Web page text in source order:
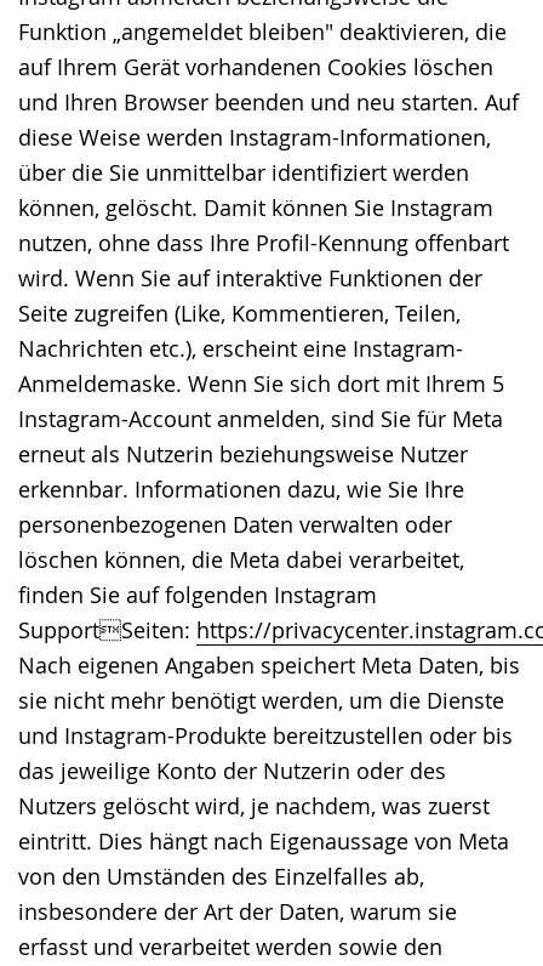
Funktion „angemeldet bleiben" deaktivieren, die
auf Ihrem Gerät vorhandenen Cookies löschen
und Ihren Browser beenden und neu starten. Auf
diese Weise werden Instagram-Informationen,
über die Sie unmittelbar identifiziert werden
können, gelöscht. Damit können Sie Instagram
nutzen, ohne dass Ihre Profil-Kennung offenbart
wird. Wenn Sie auf interaktive Funktionen der
Seite zugreifen (Like, Kommentieren, Teilen,
Nachrichten etc.), erscheint eine Instagram-
Anmeldemaske. Wenn Sie sich dort mit Ihrem 5
Instagram-Account anmelden, sind Sie für Meta
erneut als Nutzerin beziehungsweise Nutzer
erkennbar. Informationen dazu, wie Sie Ihre
personenbezogenen Daten verwalten oder
löschen können, die Meta dabei verarbeitet,
finden Sie auf folgenden Instagram
SupportSeiten: https://
Nach eigenen Angaben speichert Meta Daten, bis
sie nicht mehr benötigt werden, um die Dienste
und Instagram-Produkte bereitzustellen oder bis
das jeweilige Konto der Nutzerin oder des
Nutzers gelöscht wird, je nachdem, was zuerst
eintritt. Dies hängt nach Eigenaussage von Meta
von den Umständen des Einzelfalles ab,
insbesondere der Art der Daten, warum sie
erfasst und verarbeitet werden sowie den